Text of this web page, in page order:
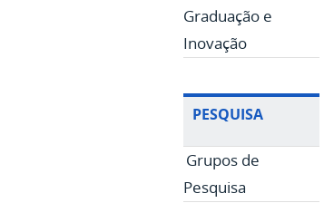
Graduação e
Inovação
PESQUISA
Grupos de
Pesquisa